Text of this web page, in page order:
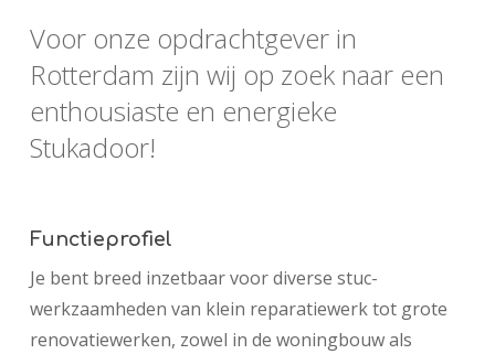
Voor onze opdrachtgever in
Rotterdam zijn wij op zoek naar een
enthousiaste en energieke
Stukadoor!
Functieprofiel
Je bent breed inzetbaar voor diverse stuc-
werkzaamheden van klein reparatiewerk tot grote
renovatiewerken, zowel in de woningbouw als